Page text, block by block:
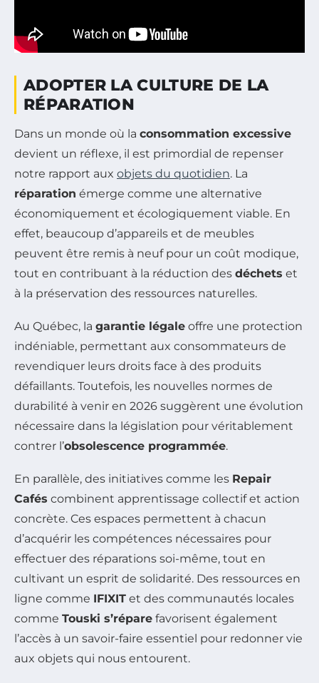
ADOPTER LA CULTURE DE LA
RÉPARATION
Dans un monde où la consommation excessive
devient un réflexe, il est primordial de repenser
notre rapport aux objets du quotidien. La
réparation émerge comme une alternative
économiquement et écologiquement viable. En
effet, beaucoup d’appareils et de meubles
peuvent être remis à neuf pour un coût modique,
tout en contribuant à la réduction des déchets et
à la préservation des ressources naturelles.
Au Québec, la garantie légale offre une protection
indéniable, permettant aux consommateurs de
revendiquer leurs droits face à des produits
défaillants. Toutefois, les nouvelles normes de
durabilité à venir en 2026 suggèrent une évolution
nécessaire dans la législation pour véritablement
contrer l’obsolescence programmée.
En parallèle, des initiatives comme les Repair
Cafés combinent apprentissage collectif et action
concrète. Ces espaces permettent à chacun
d’acquérir les compétences nécessaires pour
effectuer des réparations soi-même, tout en
cultivant un esprit de solidarité. Des ressources en
ligne comme IFIXIT et des communautés locales
comme Touski s’répare favorisent également
l’accès à un savoir-faire essentiel pour redonner vie
aux objets qui nous entourent.